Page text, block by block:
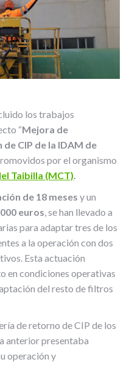
los trabajos
“Mejora de
CIP de la IDAM de
por el organismo
Taibilla (MCT).
de 18 meses y un
euros, se han llevado a
para adaptar tres de los
a la operación con dos
Esta actuación
en condiciones operativas
del resto de filtros
de retorno de CIP de los
anterior presentaba
operación y